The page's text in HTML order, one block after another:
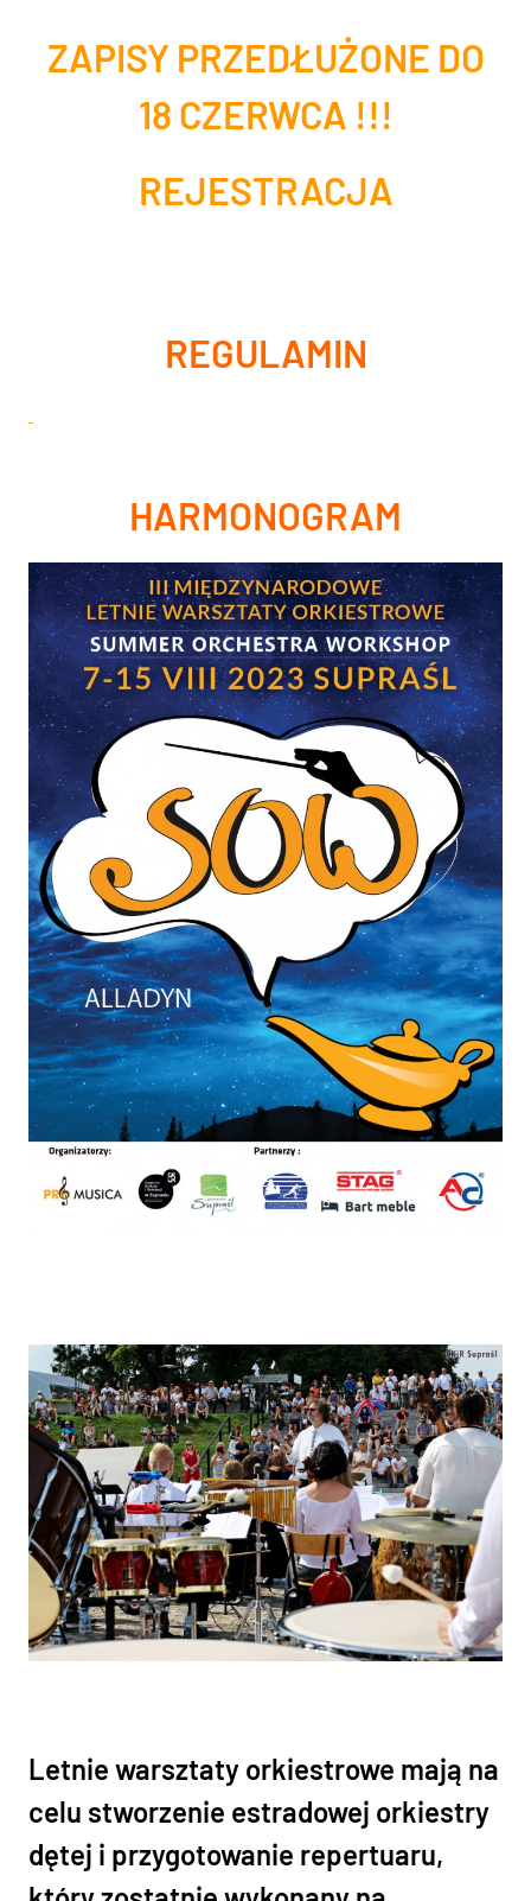
ZAPISY PRZEDŁUŻONE DO
18 CZERWCA !!!
REJESTRACJA
REGULAMIN
HARMONOGRAM
Letnie warsztaty orkiestrowe mają na
celu stworzenie estradowej orkiestry
dętej i przygotowanie repertuaru,